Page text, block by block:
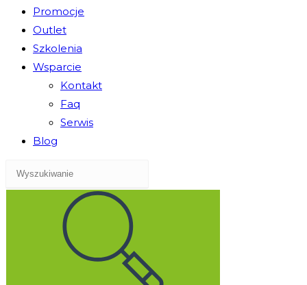
Promocje
Outlet
Szkolenia
Wsparcie
Kontakt
Faq
Serwis
Blog